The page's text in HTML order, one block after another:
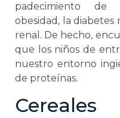
padecimiento de
obesidad, la diabetes
renal. De hecho,
que los niños de
nuestro entorno
de proteínas.
Cereales